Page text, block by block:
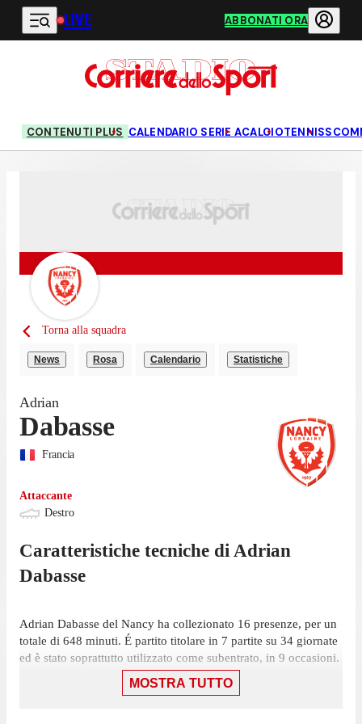
Vai al contenuto principale
LIVE ABBONATI ORA
CONTENUTI PLUS CALENDARIO SERIE ACALCIOTENNIS
Torna alla squadra
News Rosa Calendario Statistiche
Adrian
Dabasse
Francia
Attaccante
Destro
Caratteristiche tecniche di Adrian
Dabasse
Adrian Dabasse del Nancy ha collezionato 16 presenze, per un
totale di 648 minuti. É partito titolare in 7 partite su 34 giornate
ed è stato soprattutto utilizzato come subentrato, in 9 occasioni.
La sua ultima presenza in Ligue 2 è stata il 9 maggio, partita in
MOSTRA TUTTO